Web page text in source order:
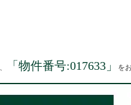
「物件番号:017633 」 を